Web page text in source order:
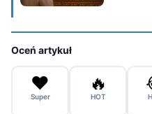
Oceń artykuł
❤️
Super
🔥
HOT